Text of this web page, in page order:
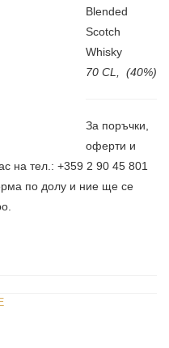
Blended
Scotch
Whisky
70 CL, (40%)
За поръчки,
оферти и
на тел.: +359 2 90 45 801
по долу и ние ще се